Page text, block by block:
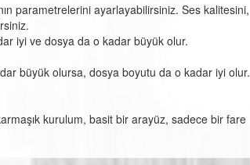
parametrelerini ayarlayabilirsiniz. Ses kalitesini,
iyi ve dosya da o kadar büyük olur.
büyük olursa, dosya boyutu da o kadar iyi olur.
kurulum, basit bir arayüz, sadece bir fare